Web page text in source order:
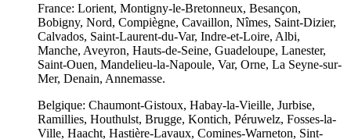
France: Lorient, Montigny-le-Bretonneux, Besançon,
Bobigny, Nord, Compiègne, Cavaillon, Nîmes, Saint-Dizier,
Calvados, Saint-Laurent-du-Var, Indre-et-Loire, Albi,
Manche, Aveyron, Hauts-de-Seine, Guadeloupe, Lanester,
Saint-Ouen, Mandelieu-la-Napoule, Var, Orne, La Seyne-sur-
Mer, Denain, Annemasse.
Belgique: Chaumont-Gistoux, Habay-la-Vieille, Jurbise,
Ramillies, Houthulst, Brugge, Kontich, Péruwelz, Fosses-la-
Ville, Haacht, Hastière-Lavaux, Comines-Warneton, Sint-